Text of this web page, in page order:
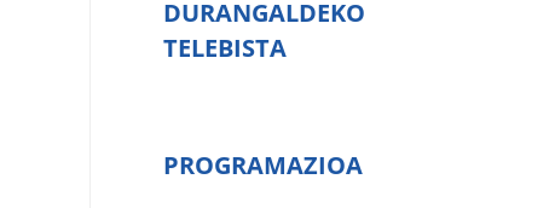
DURANGALDEKO
TELEBISTA
PROGRAMAZIOA